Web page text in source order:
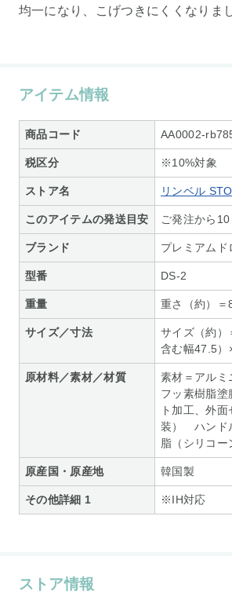
均一になり、こげつきにくくなりま
アイテム情報
商品コード AA0002-
税区分 ※10%対象
ストア名 リンベル
このアイテムの発送目安 ご発注から
ブランド プレミアムド
型番 DS-2
重量 重さ（約）＝
サイズ／寸法
サイズ（約）
含む幅47.5）
原材料／素材／材質
素材＝アルミ
フッ素樹脂塗
ト加工、外
装） ハンド
脂（シリコー
原産国・原産地 韓国製
その他詳細 1 ※IH対応
ストア情報